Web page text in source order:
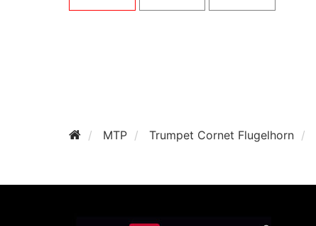
MTP Trumpet Cornet Flugelhorn